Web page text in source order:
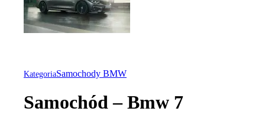
KategoriaSamochody BMW
Samochód – Bmw 7